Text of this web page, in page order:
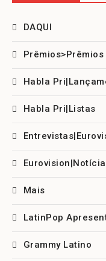
DAQUI
Habla
Habla Pri|Listas
Mais
LatinPop
Grammy Latino